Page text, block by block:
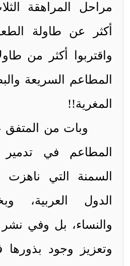
مراحل المراهقة
أكثر عن طاولة
واقتربوا أكثر من
المطاعم السريعة
المغرية!!
وبات من المتفق
المطاعم في
الدول العربية،
والنساء، بل وفي
وتعزيز وجود بذورها